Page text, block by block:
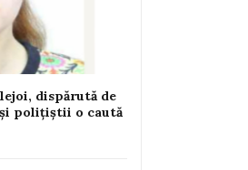
dispărută de
și polițiștii o caută